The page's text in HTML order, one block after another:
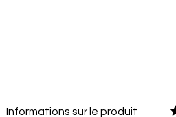
Informations sur le produit